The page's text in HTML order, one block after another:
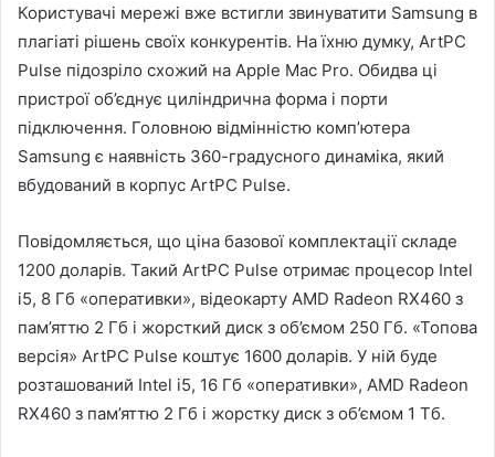
Користувачі мережі вже встигли звинуватити Samsung в
плагіаті рішень своїх конкурентів. На їхню думку, ArtPC
Pulse підозріло схожий на Apple Mac Pro. Обидва ці
пристрої об’єднує циліндрична форма і порти
підключення. Головною відмінністю комп’ютера
Samsung є наявність 360-градусного динаміка, який
вбудований в корпус ArtPC Pulse.
Повідомляється, що ціна базової комплектації складе
1200 доларів. Такий ArtPC Pulse отримає процесор Intel
i5, 8 Гб «оперативки», відеокарту AMD Radeon RX460 з
пам’яттю 2 Гб і жорсткий диск з об’ємом 250 Гб. «Топова
версія» ArtPC Pulse коштує 1600 доларів. У ній буде
розташований Intel i5, 16 Гб «оперативки», AMD Radeon
RX460 з пам’яттю 2 Гб і жорстку диск з об’ємом 1 Тб.